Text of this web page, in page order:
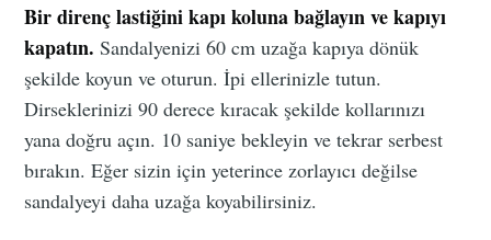
Bir direnç lastiğini kapı koluna bağlayın ve kapıyı
kapatın. Sandalyenizi 60 cm uzağa kapıya dönük
şekilde koyun ve oturun. İpi ellerinizle tutun.
Dirseklerinizi 90 derece kıracak şekilde kollarınızı
yana doğru açın. 10 saniye bekleyin ve tekrar serbest
bırakın. Eğer sizin için yeterince zorlayıcı değilse
sandalyeyi daha uzağa koyabilirsiniz.